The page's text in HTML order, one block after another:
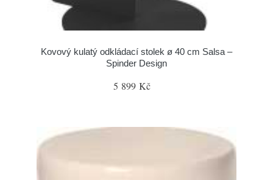
Kovový kulatý odkládací stolek ø 40 cm Salsa –
Spinder Design
5 899 Kč